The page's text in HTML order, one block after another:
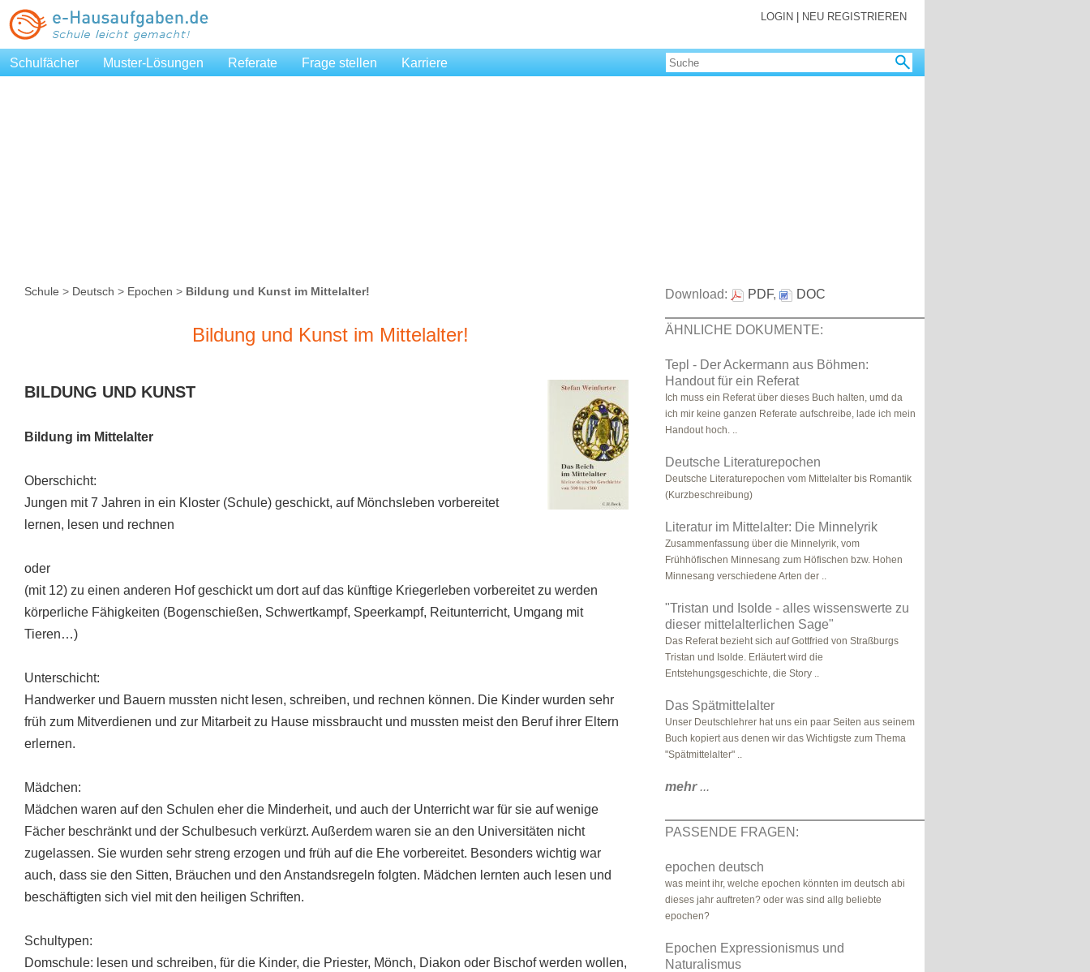
LOGIN NEU REGISTRIEREN
Schulfächer Muster-Lösungen Referate Frage stellen Karriere
Schule > Deutsch > Epochen > Bildung und Kunst im Mittelalter!
Bildung und Kunst im Mittelalter!
BILDUNG UND KUNST
Bildung im Mittelalter
Oberschicht:
Jungen mit 7 Jahren in ein Kloster (Schule) geschickt, auf Mönchsleben vorbereitet
lernen, lesen und rechnen
oder
(mit 12) zu einen anderen Hof geschickt um dort auf das künftige Kriegerleben vorbereitet zu werden
körperliche Fähigkeiten (Bogenschießen, Schwertkampf, Speerkampf, Reitunterricht, Umgang mit
Tieren…)
Unterschicht:
Handwerker und Bauern mussten nicht lesen, schreiben, und rechnen können. Die Kinder wurden sehr
früh zum Mitverdienen und zur Mitarbeit zu Hause missbraucht und mussten meist den Beruf ihrer Eltern
erlernen.
Mädchen:
Mädchen waren auf den Schulen eher die Minderheit, und auch der Unterricht war für sie auf wenige
Fächer beschränkt und der Schulbesuch verkürzt. Außerdem waren sie an den Universitäten nicht
zugelassen. Sie wurden sehr streng erzogen und früh auf die Ehe vorbereitet. Besonders wichtig war
auch, dass sie den Sitten, Bräuchen und den Anstandsregeln folgten. Mädchen lernten auch lesen und
beschäftigten sich viel mit den heiligen Schriften.
Schultypen:
Domschule: lesen und schreiben, für die Kinder, die Priester, Mönch, Diakon oder Bischof werden wollen,
Download: PDF, DOC
ÄHNLICHE DOKUMENTE:
Tepl - Der Ackermann aus Böhmen:
Handout für ein Referat
Ich muss ein Referat über dieses Buch halten, umd da
ich mir keine ganzen Referate aufschreibe, lade ich mein
Handout hoch. ..
Deutsche Literaturepochen
Deutsche Literaturepochen vom Mittelalter bis Romantik
(Kurzbeschreibung)
Literatur im Mittelalter: Die Minnelyrik
Zusammenfassung über die Minnelyrik, vom
Frühhöfischen Minnesang zum Höfischen bzw. Hohen
Minnesang verschiedene Arten der ..
"Tristan und Isolde - alles wissenswerte zu
dieser mittelalterlichen Sage"
Das Referat bezieht sich auf Gottfried von Straßburgs
Tristan und Isolde. Erläutert wird die
Entstehungsgeschichte, die Story ..
Das Spätmittelalter
Unser Deutschlehrer hat uns ein paar Seiten aus seinem
Buch kopiert aus denen wir das Wichtigste zum Thema
"Spätmittelalter" ..
mehr...
PASSENDE FRAGEN:
epochen deutsch
was meint ihr, welche epochen könnten im deutsch abi
dieses jahr auftreten? oder was sind allg beliebte
epochen?
Epochen Expressionismus und
Naturalismus